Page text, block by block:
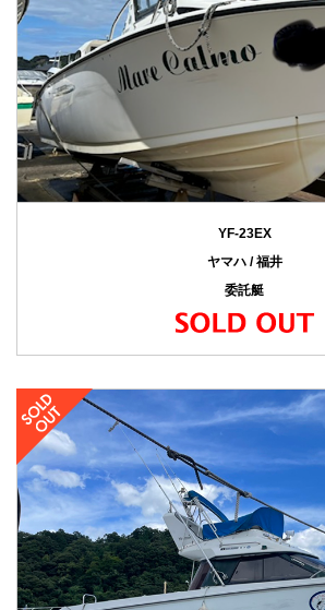
YF-23EX
ヤマハ / 福井
委託艇